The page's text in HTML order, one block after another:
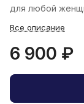
для любой
Все описание
6 900 ₽